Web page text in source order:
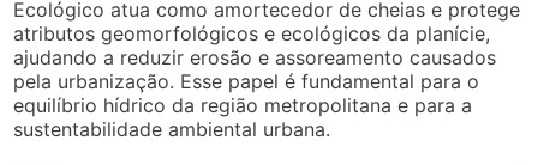
Ecológico atua como amortecedor de cheias e protege
atributos geomorfológicos e ecológicos da planície,
ajudando a reduzir erosão e assoreamento causados
pela urbanização. Esse papel é fundamental para o
equilíbrio hídrico da região metropolitana e para a
sustentabilidade ambiental urbana.